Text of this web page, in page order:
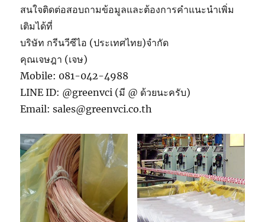
สนใจติดต่อสอบถามข้อมูลและต้องการคำแนะนำเพิ่ม
เติมได้ที่
บริษัท กรีนวีซีไอ (ประเทศไทย)จำกัด
คุณเจษฎา (เจษ)
Mobile: 081-042-4988
LINE ID: @greenvci (มี @ ด้วยนะครับ)
Email: sales@greenvci.co.th